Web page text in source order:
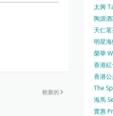
較新的
太興
陶源
天仁
明星
榮華
香港
香港
The
海馬
實惠